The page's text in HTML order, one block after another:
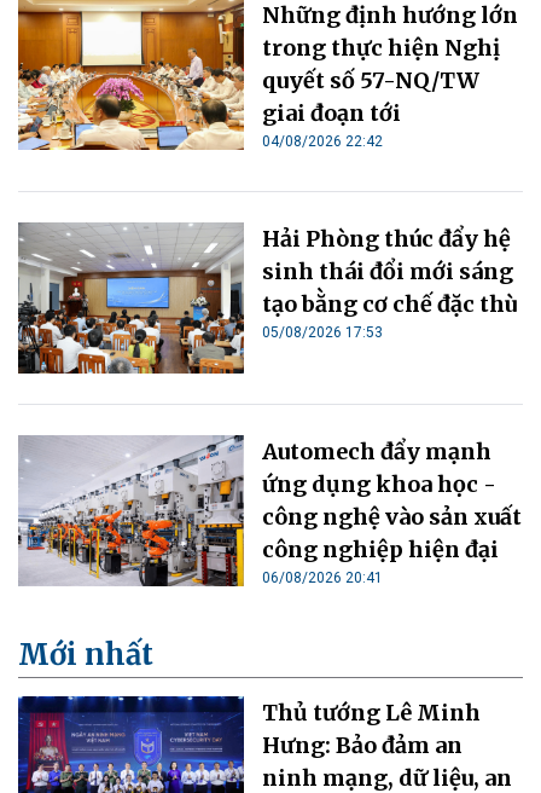
Những định hướng lớn
trong thực hiện Nghị
quyết số 57-NQ/TW
giai đoạn tới
04/08/2026 22:42
Hải Phòng thúc đẩy hệ
sinh thái đổi mới sáng
tạo bằng cơ chế đặc thù
05/08/2026 17:53
Automech đẩy mạnh
ứng dụng khoa học -
công nghệ vào sản xuất
công nghiệp hiện đại
06/08/2026 20:41
Mới nhất
Thủ tướng Lê Minh
Hưng: Bảo đảm an
ninh mạng, dữ liệu, an